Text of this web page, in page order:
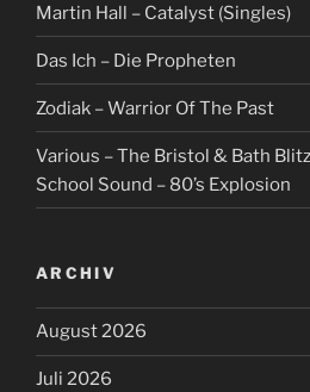
Martin Hall – Catalyst (Singles)
Das Ich – Die Propheten
Zodiak – Warrior Of The Past
Various – The Bristol & Bath
School Sound – 80’s Explosion
ARCHIV
August 2026
Juli 2026